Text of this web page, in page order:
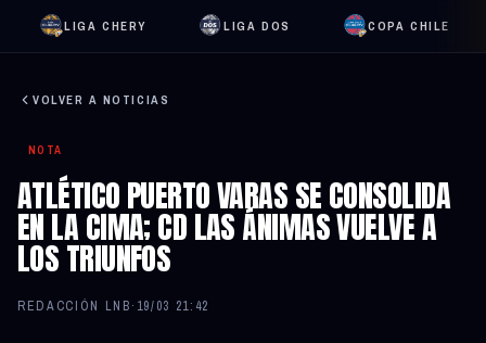
LIGA CHERY LIGA DOS COPA CHILE
VOLVER A NOTICIAS
NOTA
ATLÉTICO PUERTO VARAS SE CONSOLIDA
EN LA CIMA; CD LAS ÁNIMAS VUELVE A
LOS TRIUNFOS
REDACCIÓN LNB· 19/03 21:42